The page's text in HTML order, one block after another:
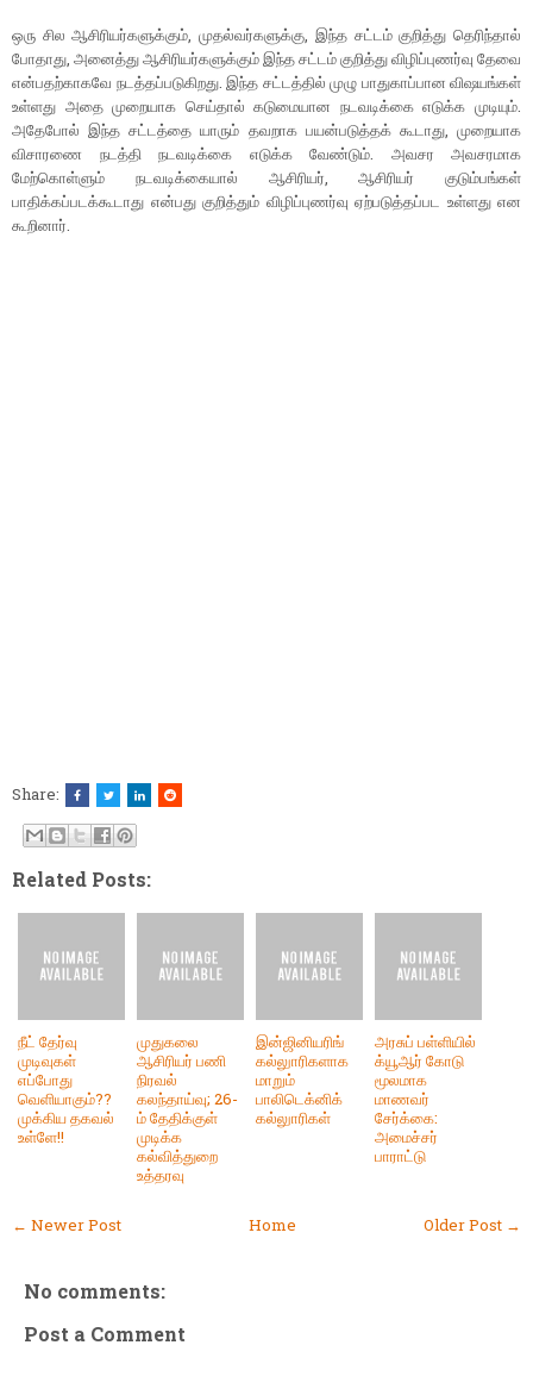
ஒரு சில ஆசிரியர்களுக்கும், முதல்வர்களுக்கு, இந்த சட்டம் குறித்து தெரிந்தால்
போதாது, அனைத்து ஆசிரியர்களுக்கும் இந்த சட்டம் குறித்து விழிப்புணர்வு தேவை
என்பதற்காகவே நடத்தப்படுகிறது. இந்த சட்டத்தில் முழு பாதுகாப்பான விஷயங்கள்
உள்ளது அதை முறையாக செய்தால் கடுமையான நடவடிக்கை எடுக்க முடியும்.
அதேபோல் இந்த சட்டத்தை யாரும் தவறாக பயன்படுத்தக் கூடாது, முறையாக
விசாரணை நடத்தி நடவடிக்கை எடுக்க வேண்டும். அவசர அவசரமாக
மேற்கொள்ளும் நடவடிக்கையால் ஆசிரியர், ஆசிரியர் குடும்பங்கள்
பாதிக்கப்படக்கூடாது என்பது குறித்தும் விழிப்புணர்வு ஏற்படுத்தப்பட உள்ளது என
கூறினார்.
Share:
Related Posts:
நீட் தேர்வு
முடிவுகள்
எப்போது
வெளியாகும்??
முக்கிய தகவல்
உள்ளே!!
முதுகலை
ஆசிரியர் பணி
நிரவல்
கலந்தாய்வு; 26-
ம் தேதிக்குள்
முடிக்க
கல்வித்துறை
உத்தரவு
இன்ஜினியரிங்
கல்லுாரிகளாக
மாறும்
பாலிடெக்னிக்
கல்லுாரிகள்
அரசுப் பள்ளியில்
க்யூஆர் கோடு
மூலமாக
மாணவர்
சேர்க்கை:
அமைச்சர்
பாராட்டு
← Newer Post Older Post →
Home
No comments:
Post a Comment